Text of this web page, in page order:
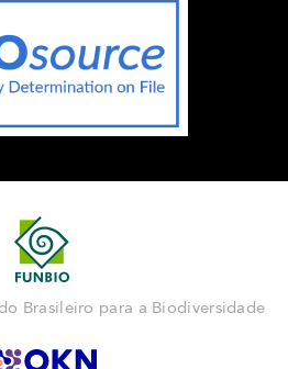
Brasileiro para a Biodiversidade